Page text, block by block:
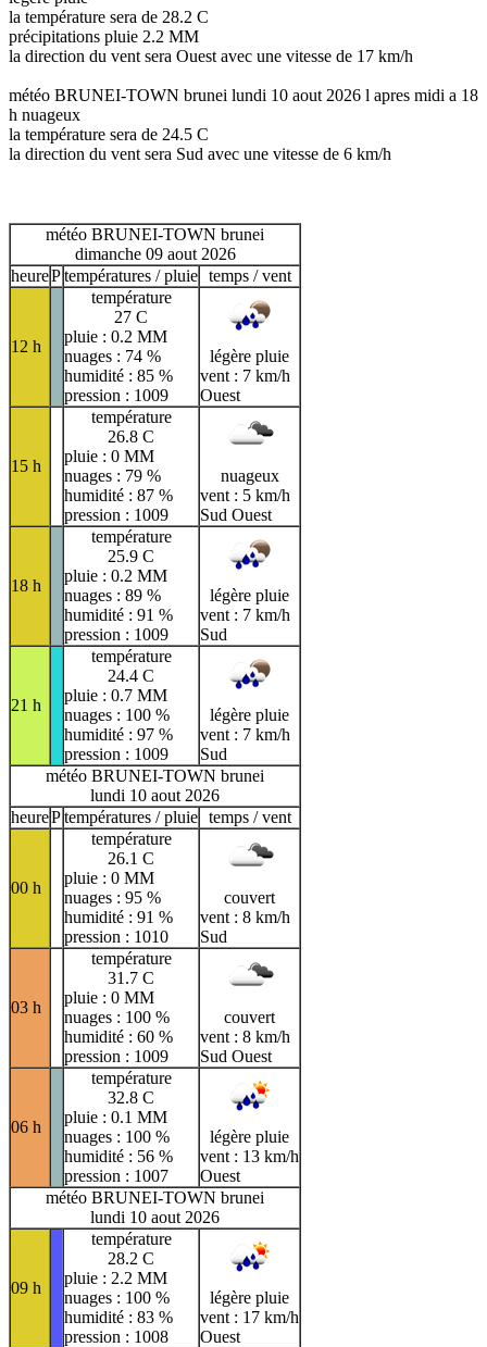
la température sera de 28.2 C
précipitations pluie 2.2 MM
la direction du vent sera Ouest avec une vitesse de 17 km/h
météo BRUNEI-TOWN brunei lundi 10 aout 2026 l apres midi a 18
h nuageux
la température sera de 24.5 C
la direction du vent sera Sud avec une vitesse de 6 km/h
météo BRUNEI-TOWN brunei
dimanche 09 aout 2026
heurePtempératures / pluie temps / vent
12 h
température
27 C
pluie : 0.2 MM
nuages : 74 %
humidité : 85 %
pression : 1009
légère pluie
vent : 7 km/h
Ouest
15 h
température
26.8 C
pluie : 0 MM
nuages : 79 %
humidité : 87 %
pression : 1009
nuageux
vent : 5 km/h
Sud Ouest
18 h
température
25.9 C
pluie : 0.2 MM
nuages : 89 %
humidité : 91 %
pression : 1009
légère pluie
vent : 7 km/h
Sud
21 h
température
24.4 C
pluie : 0.7 MM
nuages : 100 %
humidité : 97 %
pression : 1009
légère pluie
vent : 7 km/h
Sud
météo BRUNEI-TOWN brunei
lundi 10 aout 2026
heurePtempératures / pluie temps / vent
00 h
température
26.1 C
pluie : 0 MM
nuages : 95 %
humidité : 91 %
pression : 1010
couvert
vent : 8 km/h
Sud
03 h
température
31.7 C
pluie : 0 MM
nuages : 100 %
humidité : 60 %
pression : 1009
couvert
vent : 8 km/h
Sud Ouest
06 h
température
32.8 C
pluie : 0.1 MM
nuages : 100 %
humidité : 56 %
pression : 1007
légère pluie
vent : 13 km/h
Ouest
météo BRUNEI-TOWN brunei
lundi 10 aout 2026
09 h
température
28.2 C
pluie : 2.2 MM
nuages : 100 %
humidité : 83 %
pression : 1008
légère pluie
vent : 17 km/h
Ouest